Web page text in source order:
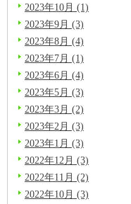
2023年10月 (1)
2023年9月 (3)
2023年8月 (4)
2023年7月 (1)
2023年6月 (4)
2023年5月 (3)
2023年3月 (2)
2023年2月 (3)
2023年1月 (3)
2022年12月 (3)
2022年11月 (2)
2022年10月 (3)